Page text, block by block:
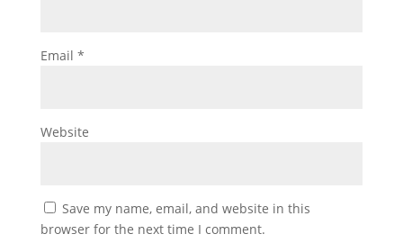
Email *
Website
Save my name, email, and website in this
browser for the next time I comment.